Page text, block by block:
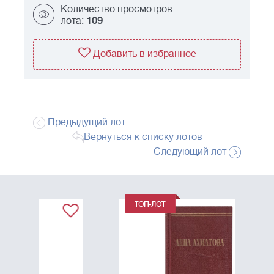
Количество просмотров
лота: 109
Добавить в избранное
Предыдущий лот
Вернуться к списку лотов
Следующий лот